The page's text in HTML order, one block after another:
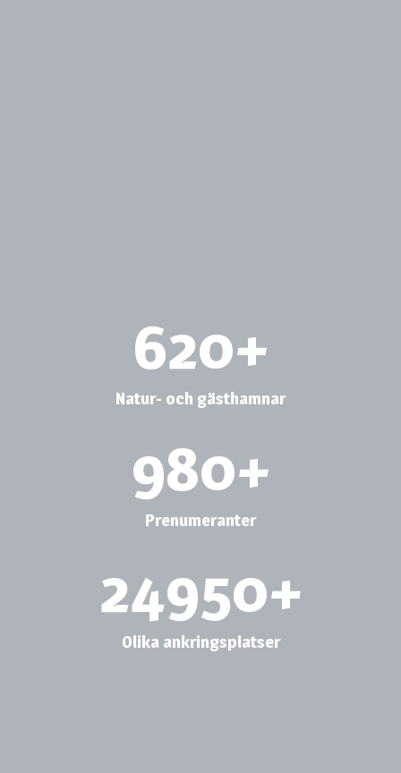
620+
Natur- och gästhamnar
980+
Prenumeranter
24950+
Olika ankringsplatser